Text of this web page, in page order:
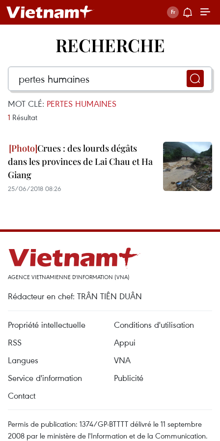
RECHERCHE
MOT CLÉ: PERTES HUMAINES
1 Résultat
Crues : des lourds dégâts
dans les provinces de Lai Chau et Ha
Giang
25/06/2018 08:26
AGENCE VIETNAMIENNE D'INFORMATION (VNA)
Rédacteur en chef: TRÂN TIÊN DUÂN
Propriété intellectuelle
Conditions d'utilisation
RSS
Appui
Langues
VNA
Service d'information
Publicité
Contact
Permis de publication: 1374/GP-BTTTT délivré le 11 septembre
2008 par le ministère de l'Information et de la Communication.